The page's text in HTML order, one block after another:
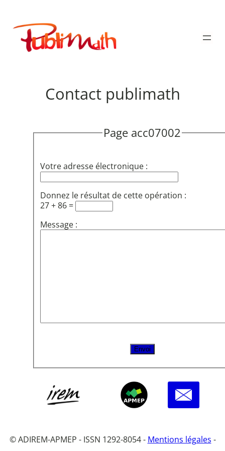
contenu
Publimath
Contact publimath
Page acc07002
Votre adresse électronique :
Donnez le résultat de cette opération :
27 + 86 =
Message :
© ADIREM-APMEP - ISSN 1292-8054 - Mentions légales -